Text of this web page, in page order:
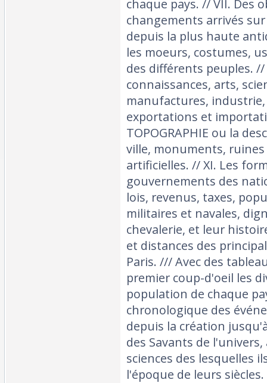
chaque pays. // VII. Des
changements arrivés
depuis la plus haute
les moeurs, costumes,
des différents peuples.
connaissances, arts,
manufactures, industrie,
exportations et
TOPOGRAPHIE ou la
ville, monuments,
artificielles. // XI. Les
gouvernements des
lois, revenus, taxes,
militaires et navales,
chevalerie, et leur
et distances des
Paris. /// Avec des
premier coup-d'oeil les
population de chaque
chronologique des
depuis la création
des Savants de l'univers,
sciences des lesquelles
l'époque de leurs siècles. ‎